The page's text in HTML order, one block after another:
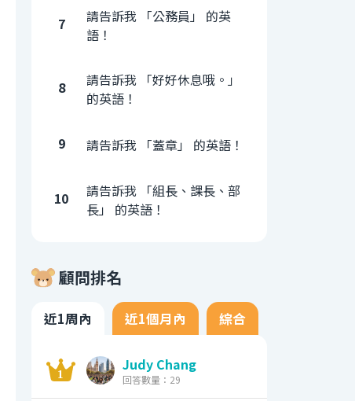
7
請告訴我 「公務員」 的英
語！
8
請告訴我 「好好休息哦。」
的英語！
9 請告訴我 「蓋章」 的英語！
10
請告訴我 「組長、課長、部
長」 的英語！
顧問排名
近1周內 近1個月內 綜合
Judy Chang
回答數量：29